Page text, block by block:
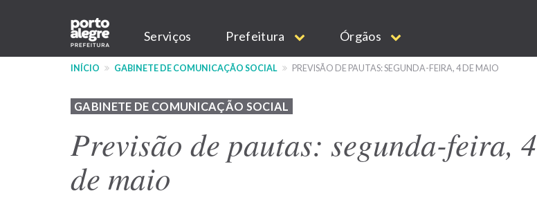
conteúdo
Main
navigation
Serviços Prefeitura Órgãos
INÍCIO GABINETE DE COMUNICAÇÃO SOCIAL PREVISÃO DE PAUTAS: SEGUNDA-FEIRA, 4 DE MAIO
GABINETE DE COMUNICAÇÃO SOCIAL
Previsão de pautas: segunda-feira, 4
de maio